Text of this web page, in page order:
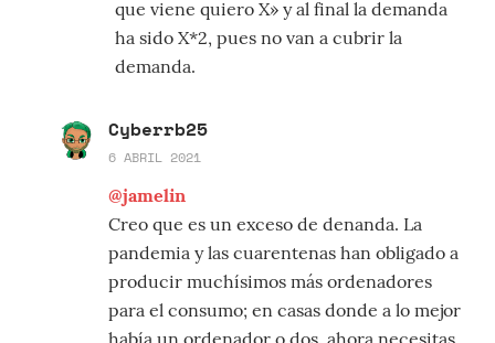
que viene quiero X» y al final la demanda
ha sido X*2, pues no van a cubrir la
demanda.
Cyberrb25
6 ABRIL 2021
@jamelin
Creo que es un exceso de denanda. La
pandemia y las cuarentenas han obligado a
producir muchísimos más ordenadores
para el consumo; en casas donde a lo mejor